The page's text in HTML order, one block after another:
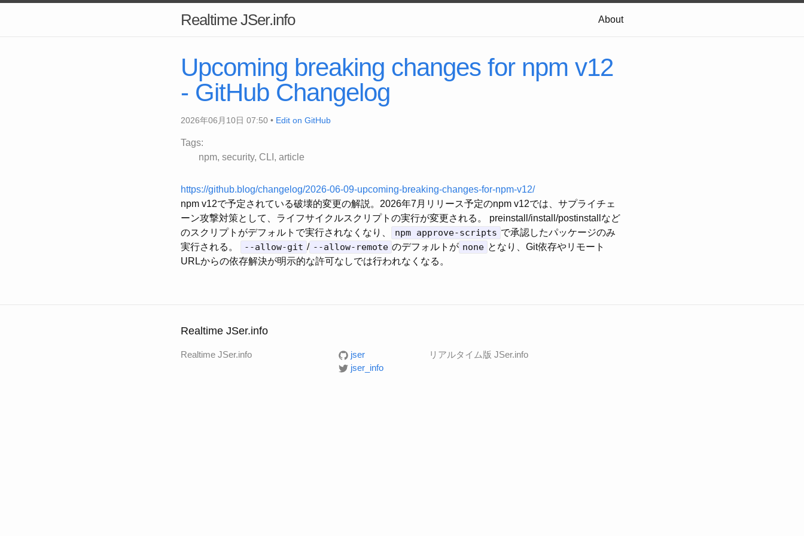
Realtime JSer.info About
Upcoming breaking changes for npm v12
- GitHub Changelog
2026年06月10日 07:50 • Edit on GitHub
Tags:
npm security CLI article
https://github.blog/changelog/2026-06-09-upcoming-breaking-changes-for-npm-v12/
npm v12で予定されている破壊的変更の解説。2026年7月リリース予定のnpm v12では、サプライチェ
ーン攻撃対策として、ライフサイクルスクリプトの実行が変更される。 preinstall/install/postinstallなど
のスクリプトがデフォルトで実行されなくなり、
npm approve-scripts で承認したパッケージのみ
実行される。
--allow-git / --allow-remote のデフォルトが none となり、Git依存やリモート
URLからの依存解決が明示的な許可なしでは行われなくなる。
Realtime JSer.info
Realtime JSer.info
jser
jser_info
リアルタイム版 JSer.info